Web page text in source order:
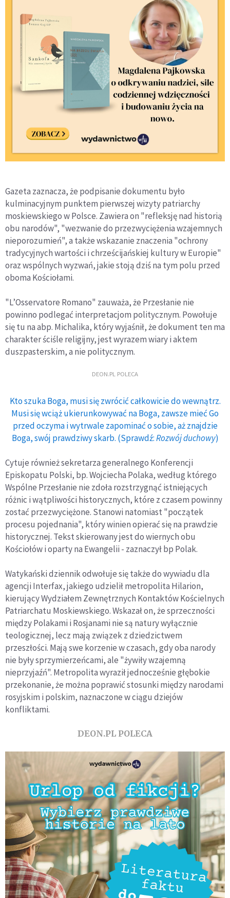
Gazeta zaznacza, że podpisanie dokumentu było
kulminacyjnym punktem pierwszej wizyty patriarchy
moskiewskiego w Polsce. Zawiera on "refleksję nad historią
obu narodów", "wezwanie do przezwyciężenia wzajemnych
nieporozumień", a także wskazanie znaczenia "ochrony
tradycyjnych wartości i chrześcijańskiej kultury w Europie"
oraz wspólnych wyzwań, jakie stoją dziś na tym polu przed
oboma Kościołami.
"L’Osservatore Romano" zauważa, że Przesłanie nie
powinno podlegać interpretacjom politycznym. Powołuje
się tu na abp. Michalika, który wyjaśnił, że dokument ten ma
charakter ściśle religijny, jest wyrazem wiary i aktem
duszpasterskim, a nie politycznym.
DEON.PL POLECA
Kto szuka Boga, musi się zwrócić całkowicie do wewnątrz.
Musi się wciąż ukierunkowywać na Boga, zawsze mieć Go
przed oczyma i wytrwale zapominać o sobie, aż znajdzie
Boga, swój prawdziwy skarb. (Sprawdź:Rozwój duchowy)
Cytuje również sekretarza generalnego Konferencji
Episkopatu Polski, bp. Wojciecha Polaka, według którego
Wspólne Przesłanie nie zdoła rozstrzygnąć istniejących
różnic i wątpliwości historycznych, które z czasem powinny
zostać przezwyciężone. Stanowi natomiast "początek
procesu pojednania", który winien opierać się na prawdzie
historycznej. Tekst skierowany jest do wiernych obu
Kościołów i oparty na Ewangelii - zaznaczył bp Polak.
Watykański dziennik odwołuje się także do wywiadu dla
agencji Interfax, jakiego udzielił metropolita Hilarion,
kierujący Wydziałem Zewnętrznych Kontaktów Kościelnych
Patriarchatu Moskiewskiego. Wskazał on, że sprzeczności
między Polakami i Rosjanami nie są natury wyłącznie
teologicznej, lecz mają związek z dziedzictwem
przeszłości. Mają swe korzenie w czasach, gdy oba narody
nie były sprzymierzeńcami, ale "żywiły wzajemną
nieprzyjaźń". Metropolita wyraził jednocześnie głębokie
przekonanie, że można poprawić stosunki między narodami
rosyjskim i polskim, naznaczone w ciągu dziejów
konfliktami.
DEON.PL POLECA